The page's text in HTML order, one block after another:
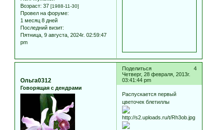
Возраст: 37 [1988-11-30]
Провел на форуме:
1 месяц 8 дней
Последний визит:
Пятница, 9 августа, 2024г. 02:59:47
pm
Поделиться
4
Четверг, 28 февраля, 2013г.
03:41:44 pm
Ольга0312
Говорящая с дендрами
Распускается первый
цветочек блетиллы